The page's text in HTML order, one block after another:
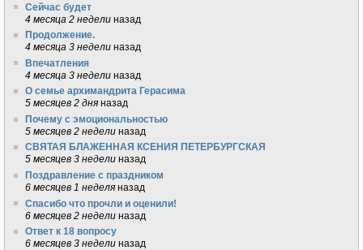
Сейчас будет
4 месяца 2 недели назад
Продолжение.
4 месяца 3 недели назад
Впечатления
4 месяца 3 недели назад
О семье архимандрита Герасима
5 месяцев 2 дня назад
Почему с эмоциональностью
5 месяцев 2 недели назад
СВЯТАЯ БЛАЖЕННАЯ КСЕНИЯ ПЕТЕРБУРГСКАЯ
5 месяцев 3 недели назад
Поздравление с праздником
6 месяцев 1 неделя назад
Спасибо что прочли и оценили!
6 месяцев 2 недели назад
Ответ к 18 вопросу
6 месяцев 3 недели назад